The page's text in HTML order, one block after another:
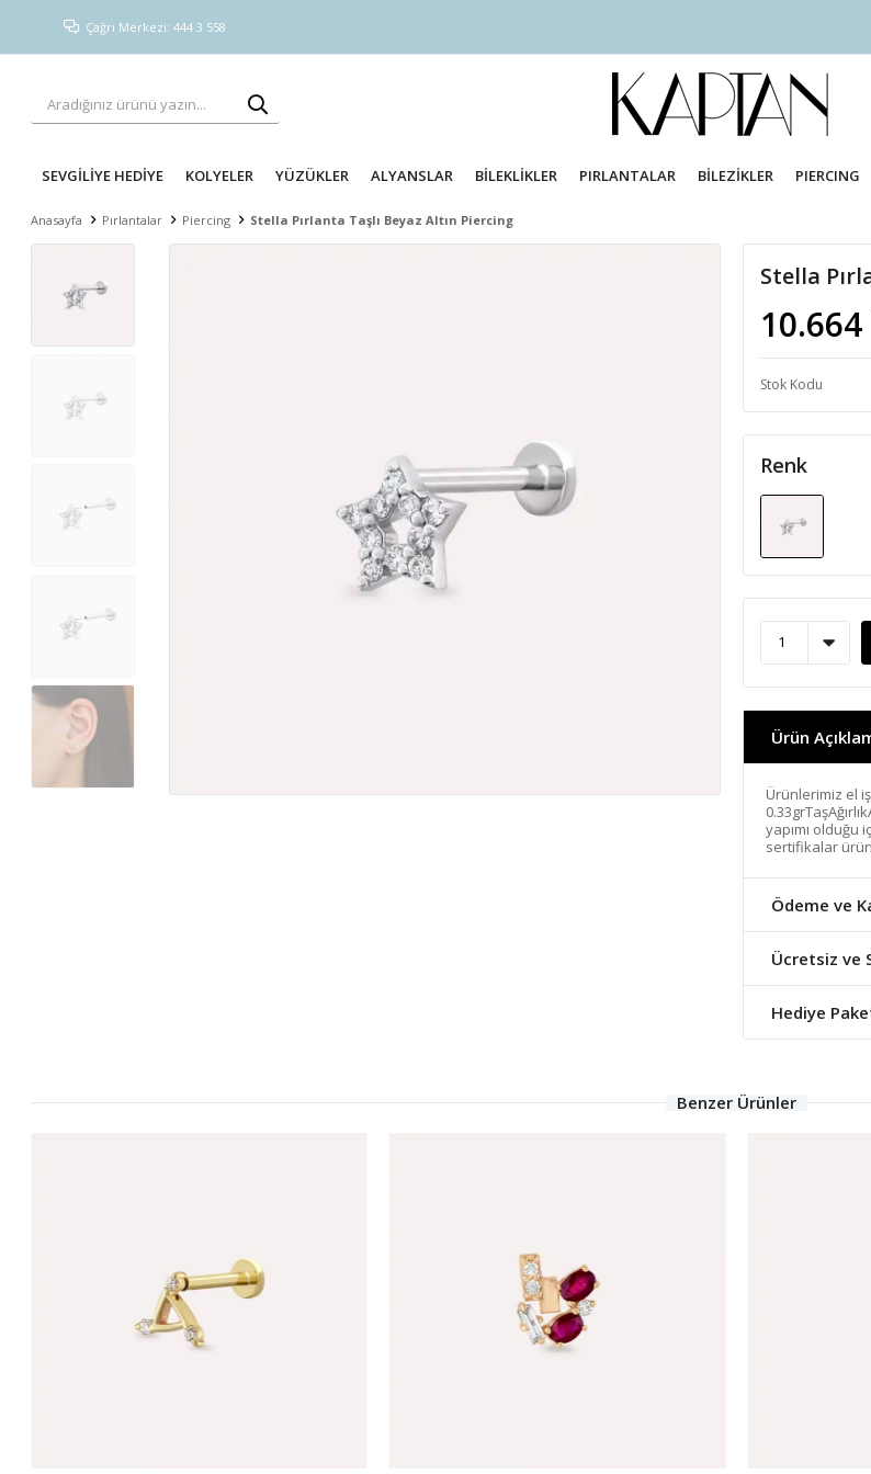
Çağrı Merkezi: 444 3 558
SEVGİLİYE HEDİYE KOLYELER YÜZÜKLER ALYANSLAR BİLEKLİKLER PIRLANTALAR BİLEZİKLER PIERCING
Anasayfa Pırlantalar Piercing Stella Pırlanta Taşlı Beyaz Altın Piercing
Stella
10.664
Stok Kodu
Renk
Ürün
Ürünlerimiz el
yapımı olduğu
sertifikalar
Ödeme ve
Ücretsiz ve
Hediye
Benzer Ürünler